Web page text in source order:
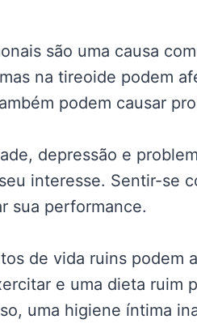
são uma causa
na tireoide podem
podem causar
depressão e
interesse. Sentir-se
sua performance.
de vida ruins podem
e uma dieta ruim
uma higiene íntima